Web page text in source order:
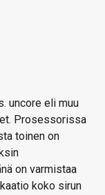
uncore eli muu
Prosessorissa
toinen on
on varmistaa
koko sirun